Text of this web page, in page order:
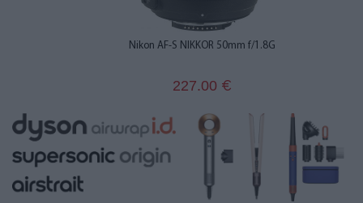
Nikon AF-S NIKKOR 50mm f/1.8G
227.00 €